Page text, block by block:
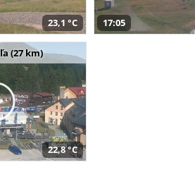
23,1 °C 17:05
(27 km)
22,8 °C